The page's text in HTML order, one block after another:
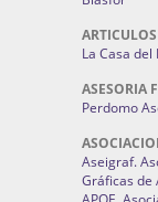
La Casa
ASESORIA
Perdomo
Aseigraf.
Gráficas de